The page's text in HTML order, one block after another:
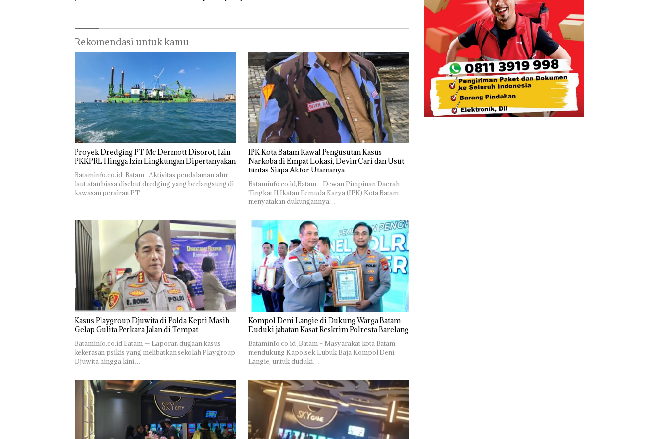
Rekomendasi untuk kamu
Proyek Dredging PT Mc Dermott Disorot, Izin
PKKPRL Hingga Izin Lingkungan Dipertanyakan
Bataminfo.co.id-Batam- Aktivitas pendalaman alur
laut atau biasa disebut dredging yang berlangsung di
kawasan perairan PT…
IPK Kota Batam Kawal Pengusutan Kasus
Narkoba di Empat Lokasi, Devin:Cari dan Usut
tuntas Siapa Aktor Utamanya
Bataminfo.co.id,Batam – Dewan Pimpinan Daerah
Tingkat II Ikatan Pemuda Karya (IPK) Kota Batam
menyatakan dukungannya…
Kasus Playgroup Djuwita di Polda Kepri Masih
Gelap Gulita,Perkara Jalan di Tempat
Bataminfo.co.id Batam — Laporan dugaan kasus
kekerasan psikis yang melibatkan sekolah Playgroup
Djuwita hingga kini…
Kompol Deni Langie di Dukung Warga Batam
Duduki jabatan Kasat Reskrim Polresta Barelang
Bataminfo.co.id ,Batam – Masyarakat kota Batam
mendukung Kapolsek Lubuk Baja Kompol Deni
Langie, untuk duduki…